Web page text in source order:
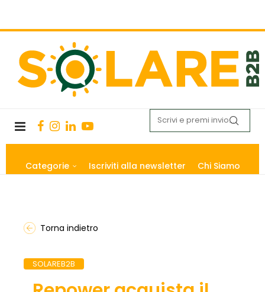
Categorie Iscriviti alla newsletter Chi Siamo
Torna indietro
SOLAREB2B